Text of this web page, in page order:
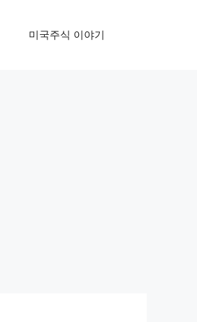
미국주식 이야기